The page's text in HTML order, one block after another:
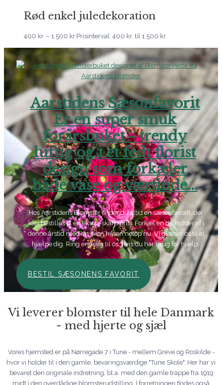
Rød enkel juledekoration
400 kr. – 1.500 kr.Prisinterval: 400 kr. til 1.500 kr.
Aarstidens Sæsonfavorit
Er en super smuk
forårsbuket - trendy
luftig og i et fedt florist
design som forkæler
både vase og værtinde...
Hos Aarstidens Blomster finder du altid en sæsonfavorit, der
kan bestilles til en ekstra skarp pris. Forkæl en du holder af i
denne årstid med en skøn hilsen netop nu. Vi glæder os til at
hjælpe dig. Ring endelig til os, hvis du har brug for hjælp..
BESTIL SÆSONENS FAVORIT
Vi leverer blomster til hele Danmark
- med hjerte og sjæl
Vores hjemsted er på Nørregade 7 i Tune - mellem Greve og Roskilde -
hvor vi holder til i den gamle, bevaringsværdige "Tune Skole". Her har vi
bevaret den originale indretning, bl.a. med den gamle trappe fra 1919
midt i den overdådige blomsterudstilling. I forretningen findes også